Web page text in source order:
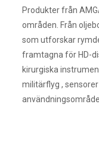
Produkter från
områden. Från
som utforskar
framtagna för HD-
kirurgiska
militärflyg ,